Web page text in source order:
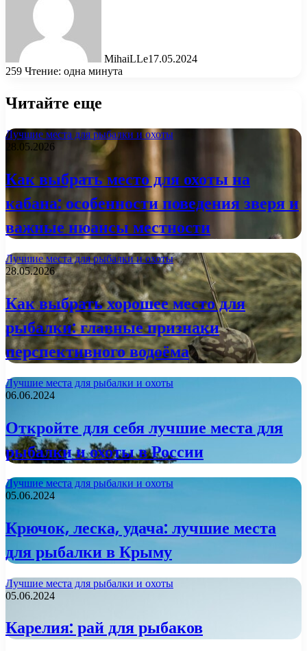
MihaiLLe17.05.2024
259 Чтение: одна минута
Читайте еще
Лучшие места для рыбалки и охоты
28.05.2026
Как выбрать место для охоты на
кабана: особенности поведения зверя и
важные нюансы местности
Лучшие места для рыбалки и охоты
28.05.2026
Как выбрать хорошее место для
рыбалки: главные признаки
перспективного водоёма
Лучшие места для рыбалки и охоты
06.06.2024
Откройте для себя лучшие места для
рыбалки и охоты в России
Лучшие места для рыбалки и охоты
05.06.2024
Крючок, леска, удача: лучшие места
для рыбалки в Крыму
Лучшие места для рыбалки и охоты
05.06.2024
Карелия: рай для рыбаков